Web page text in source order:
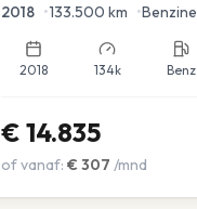
2018 •133.500 km •Benzine
2018 134k Benz
€ 14.835
of vanaf: € 307 /mnd